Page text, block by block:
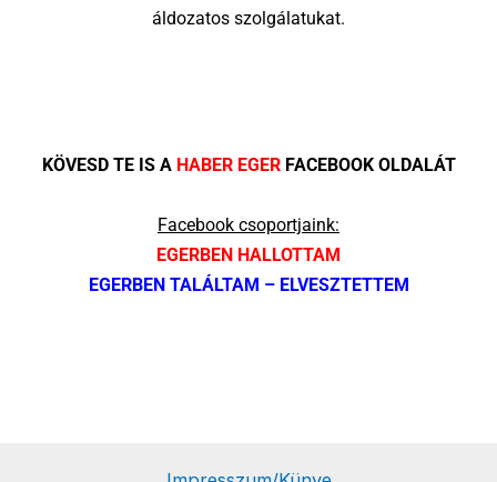
áldozatos szolgálatukat.
KÖVESD TE IS A HABER EGERFACEBOOK OLDALÁT
Facebook csoportjaink:
EGERBEN HALLOTTAM
EGERBEN TALÁLTAM – ELVESZTETTEM